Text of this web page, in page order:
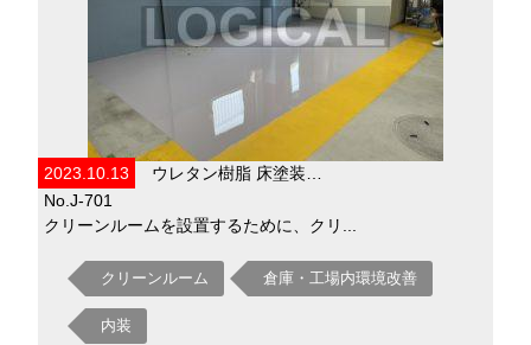
2023.10.13
ウレタン樹脂 床塗装…
No.J-701
クリーンルームを設置するために、クリ...
クリーンルーム 倉庫・工場内環境改善
内装